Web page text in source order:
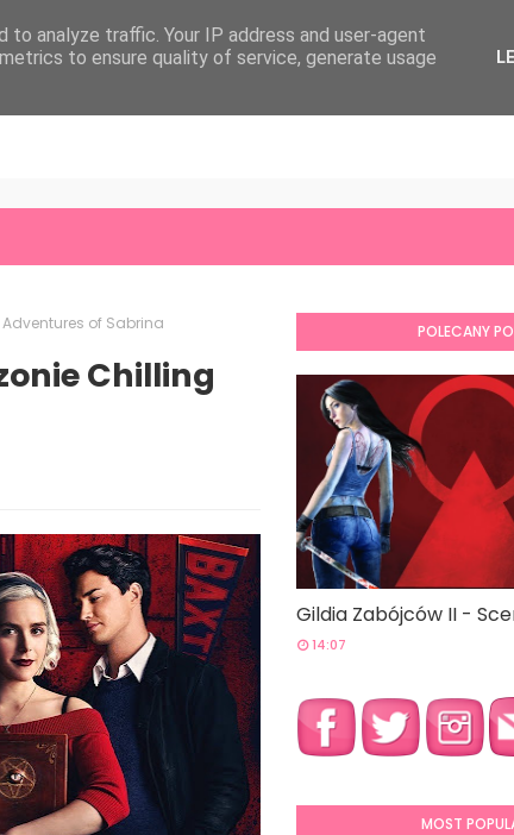
of Sabrina
Chilling
POLECANY
Gildia Zabójców II -
14:07
MOST
analyze traffic. Your IP address and user-agent
to ensure quality of service, generate usage